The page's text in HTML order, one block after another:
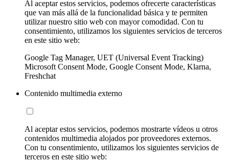
Al aceptar estos servicios, podemos ofrecerte características
que van más allá de la funcionalidad básica y te permiten
utilizar nuestro sitio web con mayor comodidad. Con tu
consentimiento, utilizamos los siguientes servicios de terceros
en este sitio web:
Google Tag Manager, UET (Universal Event Tracking)
Microsoft Consent Mode, Google Consent Mode, Klarna,
Freshchat
Contenido multimedia externo
Al aceptar estos servicios, podemos mostrarte vídeos u otros
contenidos multimedia alojados por proveedores externos.
Con tu consentimiento, utilizamos los siguientes servicios de
terceros en este sitio web: